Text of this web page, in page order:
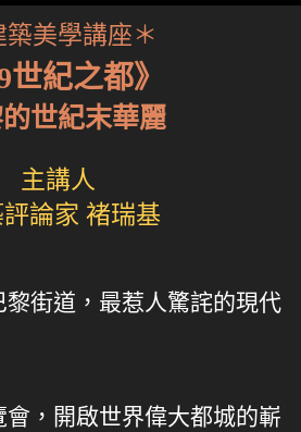
築美學講座＊
世紀之都》
世紀末華麗
主講人
論家 褚瑞基
街道，最惹人驚詫的現代
會，開啟世界偉大都城的嶄